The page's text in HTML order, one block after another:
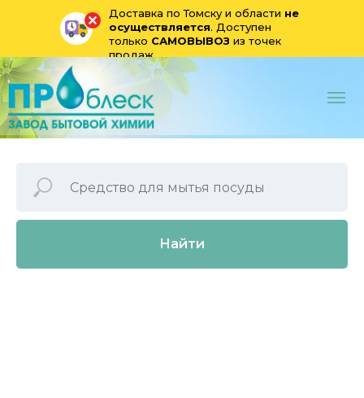
Доставка по Томску и области не
осуществляется. Доступен
только САМОВЫВОЗ из точек
продаж
Найти